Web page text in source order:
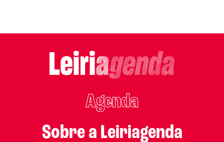
Agenda
Sobre a Leiriagenda